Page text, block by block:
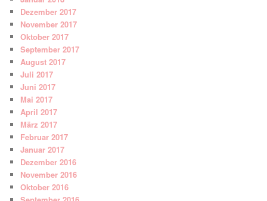
Dezember 2017
November 2017
Oktober 2017
September 2017
August 2017
Juli 2017
Juni 2017
Mai 2017
April 2017
März 2017
Februar 2017
Januar 2017
Dezember 2016
November 2016
Oktober 2016